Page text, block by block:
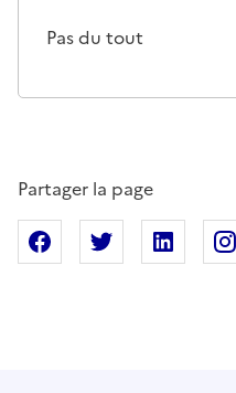
Pas du tout
Partager la page
Partager surPartager sur X